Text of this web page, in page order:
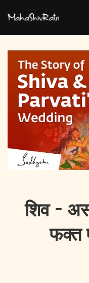
शिव -
फक्त